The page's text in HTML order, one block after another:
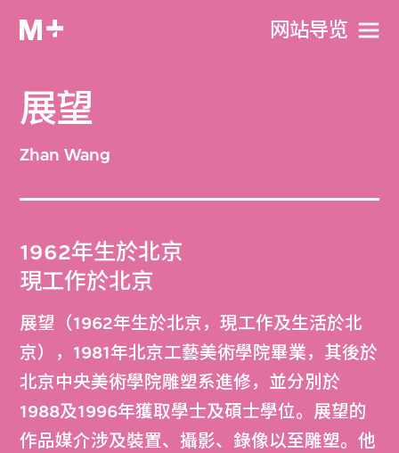
网站导览
展望
Zhan Wang
1962年生於北京
現工作於北京
展望（1962年生於北京，現工作及生活於北
京），1981年北京工藝美術學院畢業，其後於
北京中央美術學院雕塑系進修，並分別於
1988及1996年獲取學士及碩士學位。展望的
作品媒介涉及裝置、攝影、錄像以至雕塑。他